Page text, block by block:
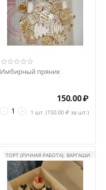
Имбирный пряник
+
−
150.00₽
1 шт. (150.00 ₽ за шт.)
ТОРТ (РУЧНАЯ РАБОТА). ВАРГАШИ